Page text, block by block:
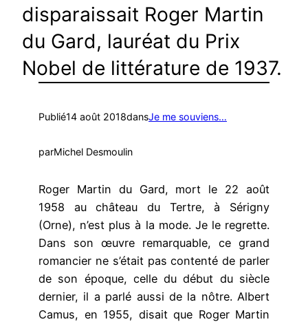
disparaissait Roger Martin
du Gard, lauréat du Prix
Nobel de littérature de 1937.
Publié14 août 2018dansJe me souviens…
parMichel Desmoulin
Roger Martin du Gard, mort le 22 août
1958 au château du Tertre, à Sérigny
(Orne), n’est plus à la mode. Je le regrette.
Dans son œuvre remarquable, ce grand
romancier ne s’était pas contenté de parler
de son époque, celle du début du siècle
dernier, il a parlé aussi de la nôtre. Albert
Camus, en 1955, disait que Roger Martin